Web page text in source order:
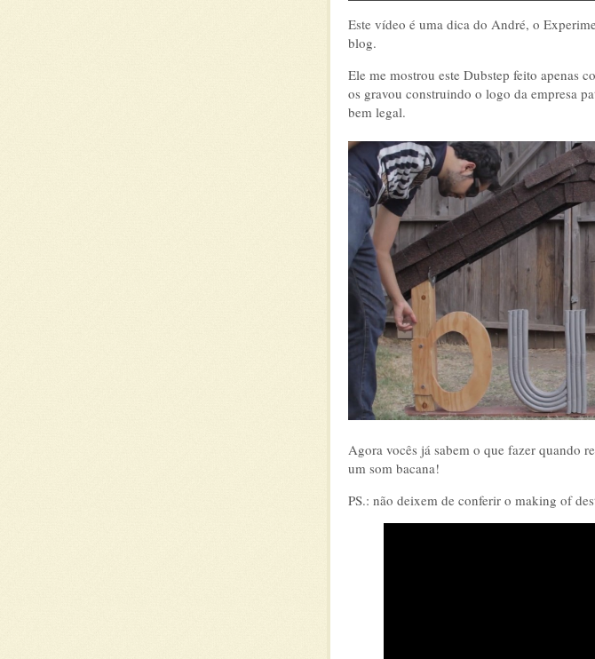
Este vídeo é uma dica do André, o
blog.
Ele me mostrou este Dubstep feito apenas
os gravou construindo o logo da empresa
bem legal.
Agora vocês já sabem o que fazer quando
um som bacana!
PS.: não deixem de conferir o making of